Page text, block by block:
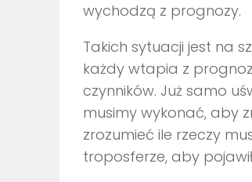
wychodzą z prognozy.
Takich sytuacji jest na
każdy wtapia z
czynników. Już samo
musimy wykonać, aby
zrozumieć ile rzeczy
troposferze, aby